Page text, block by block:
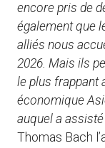
encore pris de
également que
alliés nous
2026. Mais ils
le plus frappant
économique
auquel a
Thomas Bach